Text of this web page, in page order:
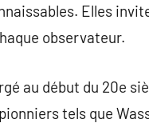
Elles
observateur.
au début du 20e
tels que